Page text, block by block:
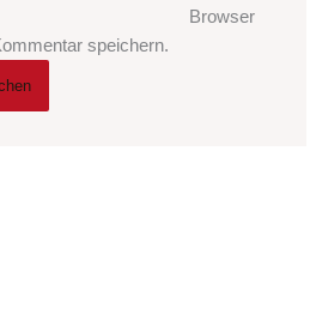
Browser
speichern.